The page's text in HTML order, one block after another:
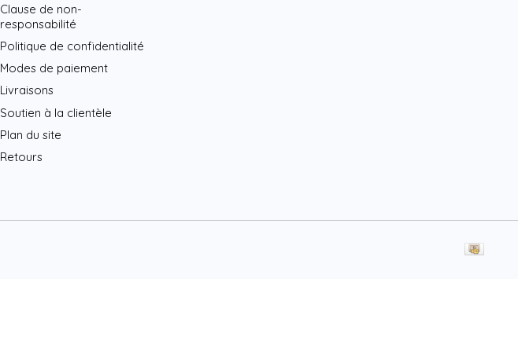
Clause de non-
responsabilité
Politique de confidentialité
Modes de paiement
Livraisons
Soutien à la clientèle
Plan du site
Retours